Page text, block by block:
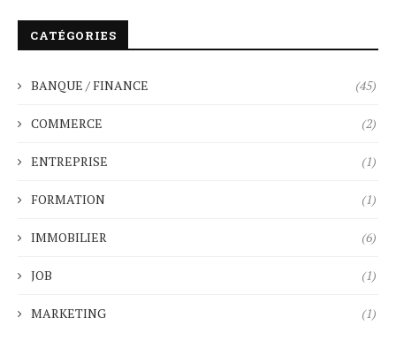
CATÉGORIES
BANQUE / FINANCE (45)
COMMERCE (2)
ENTREPRISE (1)
FORMATION (1)
IMMOBILIER (6)
JOB (1)
MARKETING (1)